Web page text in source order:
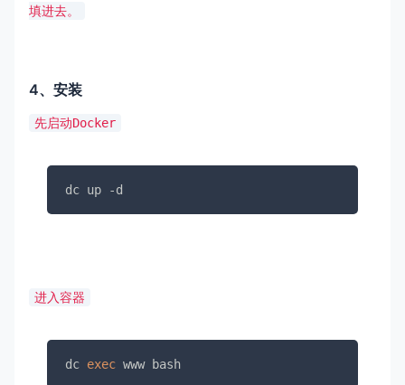
填进去。
4、安装
先启动Docker
dc up -d
进入容器
dc exec www bash